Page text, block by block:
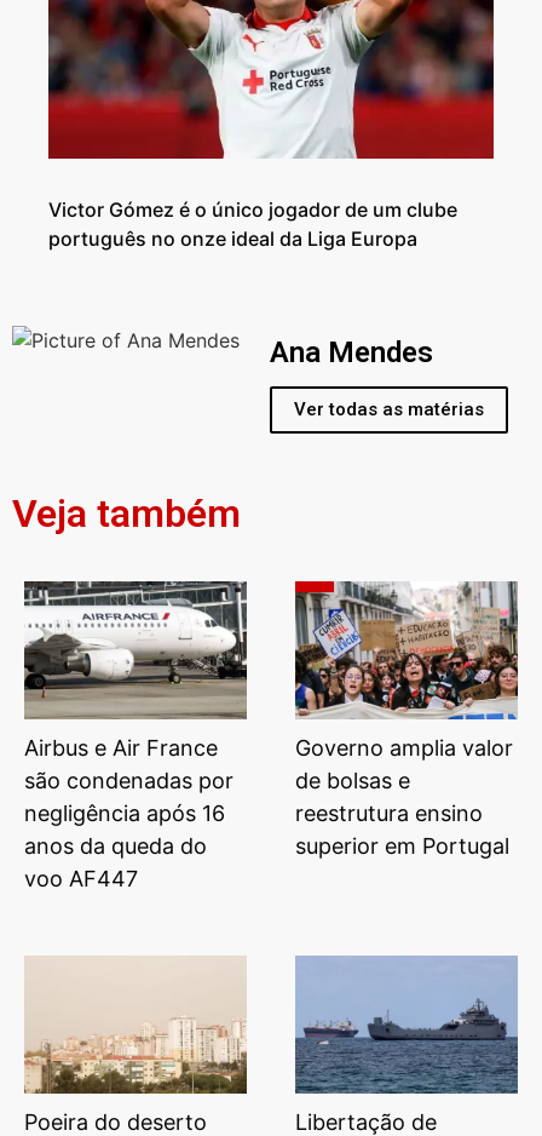
Victor Gómez é o único jogador de um clube
português no onze ideal da Liga Europa
Ana Mendes
Ver todas as matérias
Veja também
Airbus e Air France
são condenadas por
negligência após 16
anos da queda do
voo AF447
Governo amplia valor
de bolsas e
reestrutura ensino
superior em Portugal
Poeira do deserto
Libertação de